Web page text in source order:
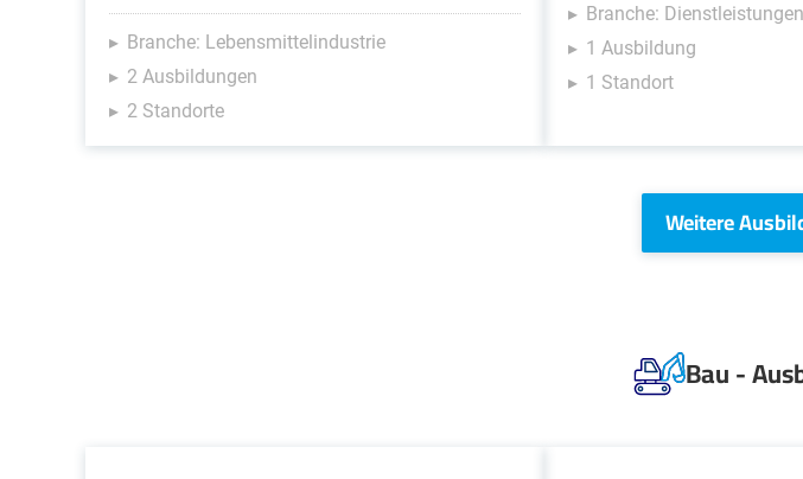
Branche: Lebensmittelindustrie
2 Ausbildungen
2 Standorte
Branche: Dienstleistungen
1 Ausbildung
1 Standort
Weitere
Bau -